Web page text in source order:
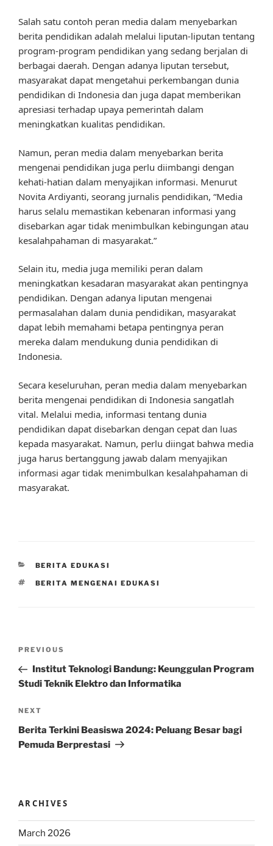
Salah satu contoh peran media dalam menyebarkan
berita pendidikan adalah melalui liputan-liputan tentang
program-program pendidikan yang sedang berjalan di
berbagai daerah. Dengan adanya liputan tersebut,
masyarakat dapat mengetahui perkembangan dunia
pendidikan di Indonesia dan juga dapat memberikan
apresiasi terhadap upaya pemerintah dalam
meningkatkan kualitas pendidikan.
Namun, peran media dalam menyebarkan berita
mengenai pendidikan juga perlu diimbangi dengan
kehati-hatian dalam menyajikan informasi. Menurut
Novita Ardiyanti, seorang jurnalis pendidikan, “Media
harus selalu memastikan kebenaran informasi yang
disebarkan agar tidak menimbulkan kebingungan atau
kesalahpahaman di masyarakat.”
Selain itu, media juga memiliki peran dalam
meningkatkan kesadaran masyarakat akan pentingnya
pendidikan. Dengan adanya liputan mengenai
permasalahan dalam dunia pendidikan, masyarakat
dapat lebih memahami betapa pentingnya peran
mereka dalam mendukung dunia pendidikan di
Indonesia.
Secara keseluruhan, peran media dalam menyebarkan
berita mengenai pendidikan di Indonesia sangatlah
vital. Melalui media, informasi tentang dunia
pendidikan dapat disebarkan dengan cepat dan luas
kepada masyarakat. Namun, perlu diingat bahwa media
juga harus bertanggung jawab dalam menyajikan
informasi agar tidak menimbulkan kesalahpahaman di
masyarakat.
CATEGORIES
BERITA EDUKASI
TAGS
BERITA MENGENAI EDUKASI
Previous
Post
PREVIOUS
Institut Teknologi Bandung: Keunggulan Program
Studi Teknik Elektro dan Informatika
Next
Post
NEXT
Berita Terkini Beasiswa 2024: Peluang Besar bagi
Pemuda Berprestasi
ARCHIVES
March 2026